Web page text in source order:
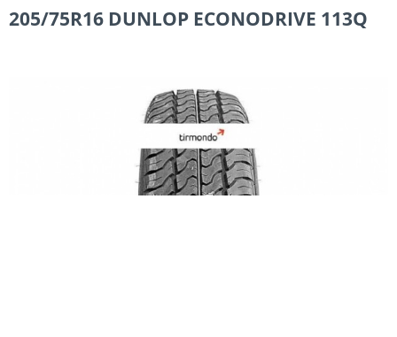
205/75R16 DUNLOP ECONODRIVE 113Q